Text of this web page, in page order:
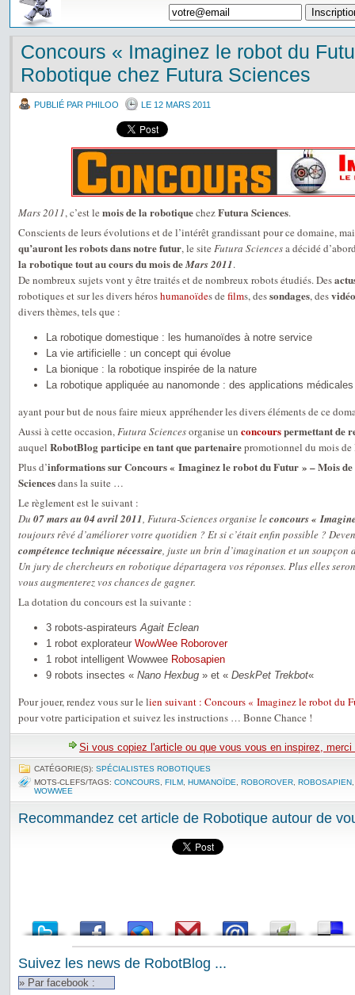
Concours « Imaginez le robot du
Robotique chez Futura Sciences
PUBLIÉ PAR PHILOO LE 12 MARS 2011
Mars 2011, c’est le mois de la robotiquechezFutura Sciences.
Conscients de leurs évolutions et de l’intérêt grandissant pour ce domaine,
qu’auront les robots dans notre futur, le site Futura Sciencesa décidé
la robotique tout au cours du mois deMars 2011.
De nombreux sujets vont y être traités et de nombreux robots étudiés. Des
robotiques et sur les divers héroshumanoïdes de films, dessondages, des
divers thèmes, tels que :
La robotique domestique : les humanoïdes à notre service
La vie artificielle : un concept qui évolue
La bionique : la robotique inspirée de la nature
La robotique appliquée au nanomonde : des applications médicales
ayant pour but de nous faire mieux appréhender les divers éléments de ce
Aussi à cette occasion,Futura Sciencesorganise un concourspermettant de
auquel RobotBlog participe en tant que partenairepromotionnel du mois
Plus d’informations sur Concours « Imaginez le robot du Futur » – Mois
Sciencesdans la suite …
Le règlement est le suivant :
Du 07 mars au 04 avril 2011, Futura-Sciences organise leconcours «
toujours rêvé d’améliorer votre quotidien ? Et si c’était enfin possible ?
compétence technique nécessaire, juste un brin d’imagination et un soupçon
Un jury de chercheurs en robotique départagera vos réponses. Plus elles
vous augmenterez vos chances de gagner.
La dotation du concours est la suivante :
3 robots-aspirateursAgait Eclean
1 robot explorateur WowWee Roborover
1 robot intelligent Wowwee Robosapien
9 robots insectes « Nano Hexbug » et « DeskPet Trekbot«
Pour jouer, rendez vous sur le lien suivant : Concours « Imaginez le robot du
pour votre participation et suivez les instructions … Bonne Chance !
Si vous copiez l'article ou que vous vous en inspirez,
CATÉGORIE(S): SPÉCIALISTES ROBOTIQUES
MOTS-CLEFS/TAGS: CONCOURS FILM HUMANOÏDE ROBOROVER ROBOSAPIEN
WOWWEE
Recommandez cet article de Robotique autour de
Suivez les news de RobotBlog ...
» Par facebook :